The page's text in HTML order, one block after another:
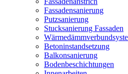
Fassadensanierung
Putzsanierung
Stucksanierung Fassaden
Betoninstandsetzung
Balkonsanierung
Bodenbeschichtungen